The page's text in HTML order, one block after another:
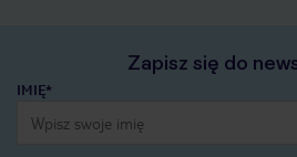
Zapisz się do
IMIĘ*